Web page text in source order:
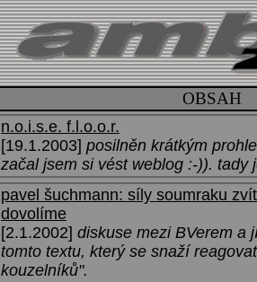
OBSAH
n.o.i.s.e. f.l.o.o.r.
[19.1.2003] posilněn krátkým
začal jsem si vést weblog :-)). tady
pavel šuchmann: síly soumraku
dovolíme
[2.1.2002] diskuse mezi BVerem a
tomto textu, který se snaží
kouzelníků".